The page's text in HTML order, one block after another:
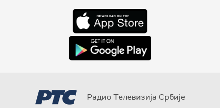
Радио Телевизија Србије